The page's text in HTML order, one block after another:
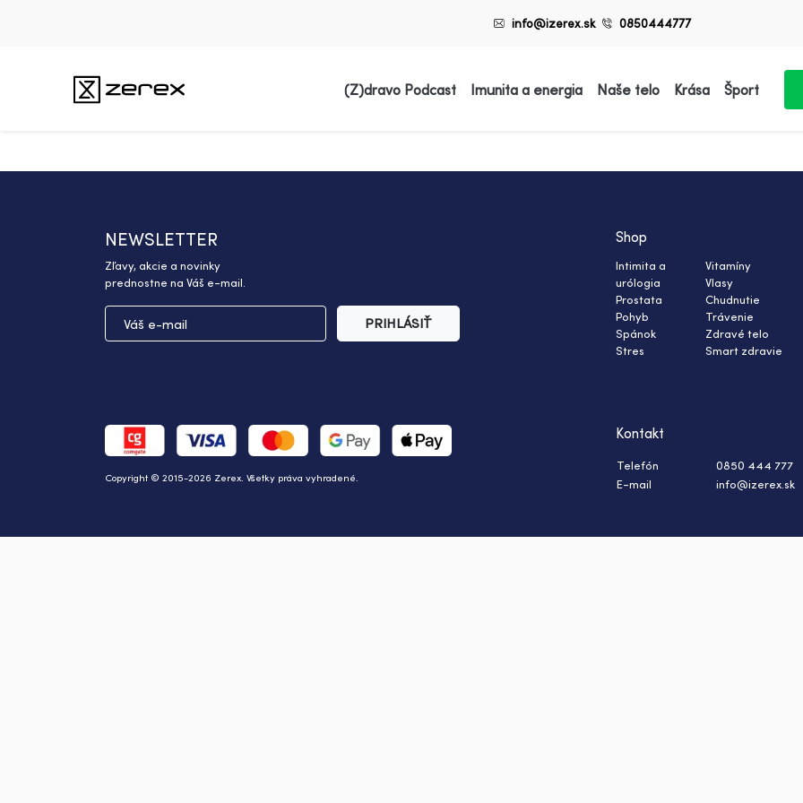
info@izerex.sk 0850444777
(Z)dravo Podcast Imunita a energia Naše telo Krása Šport
NEWSLETTER
Zľavy, akcie a novinky
prednostne na Váš e-mail.
PRIHLÁSIŤ
Shop
Intimita a
urólogia
Prostata
Pohyb
Spánok
Stres
Vitamíny
Vlasy
Chudnutie
Trávenie
Zdravé telo
Smart zdravie
Copyright © 2015-2026 Zerex. Všetky práva vyhradené.
Kontakt
Telefón
0850 444 777
E-mail
info@izerex.sk